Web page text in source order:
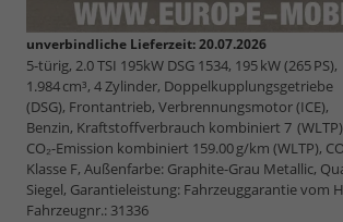
unverbindliche Lieferzeit:20.07.2026
5-türig, 2.0 TSI 195kW DSG 1534, 195 kW (265 PS),
1.984 cm³, 4 Zylinder, Doppelkupplungsgetriebe
(DSG), Frontantrieb, Verbrennungsmotor (ICE),
Benzin, Kraftstoffverbrauch kombiniert 7
CO₂-Emission kombiniert 159.00 g/km (WLTP),
Klasse F, Außenfarbe: Graphite-Grau Metallic,
Siegel, Garantieleistung: Fahrzeuggarantie vom
Fahrzeugnr.: 31336